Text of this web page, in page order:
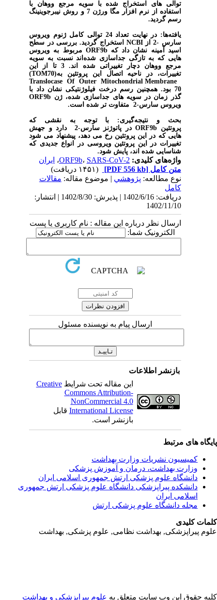
توالی های استخراج شده با سویه مرجع ووهان با
استفاده از نرم افزار مگا ورژن 7 و روش نیبرجوینینگ
رسم گردید.
یافته‌ها:
در نهایت تعداد 24 توالی کامل ژنوم ویروس
سارس -2 از
NCBIاستخراج گردید. بررسی در سطح
اسید آمینه نشان داد کهORF9bمربوط به ویروس
هایی که به تازگی جداسازی شده‌اند نسبت به سویه
مرجع ووهان دچار تغییراتی شده اند. 3 تا از این
تغییرات، در ناحیه اتصال این پروتئین به (TOM70)
Translocase Of Outer Mitochondrial Membrane
70بود. همچنین رسم درخت فیلوژنتیکی نشان داد با
گذر زمان در سویه های جداسازی شده، ژنORF9b
ویروس سارس-2 متفاوت تر شده است.
بحث و نتیجه‌گیری:
با توجه به نقشی که
پروتئینORF9bدر پاتوژنز سارس-2
دارد و جهش
هایی که در این پروتئین رخ می دهد، پیشنهاد می شود
تغییرات در این پروتئین ویروسی در انواع جدیدی که
شناسایی شده اند، پایش شود.
واژه‌های کلیدی: ORF9b،SARS-CoV-2 ،ایران
متن کامل[PDF 556 kb]
نوع مطالعه:پژوهشي| موضوع مقاله:مقالات
کامل
دریافت: 1402/6/16 | پذیرش: 1402/8/30 | انتشار:
1402/11/10
ارسال نظر درباره این مقاله : نام کاربری یا پست
الکترونیک شما:
ارسال پیام به نویسنده مسئول
بازنشر اطلاعات
این مقاله تحت شرایطCreative
Commons Attribution-
NonCommercial 4.0
International Licenseقابل
بازنشر است.
های مرتبط
کمیسیون نشریات وزارت بهداشت
وزارت بهداشت، درمان و آموزش پزشکی
دانشگاه علوم پزشکی ارتش جمهوری اسلامی ایران
دانشکده پیراپزشکی دانشگاه علوم پزشکی ارتش جمهوری
اسلامی ایران
مجله دانشگاه علوم پزشکی ارتش
کلیدی
پیراپزشکی, بهداشت نظامی, علوم پزشکی, بهداشت
حقوق این وب سایت متعلق بهعلوم پیراپزشکی و بهداشت